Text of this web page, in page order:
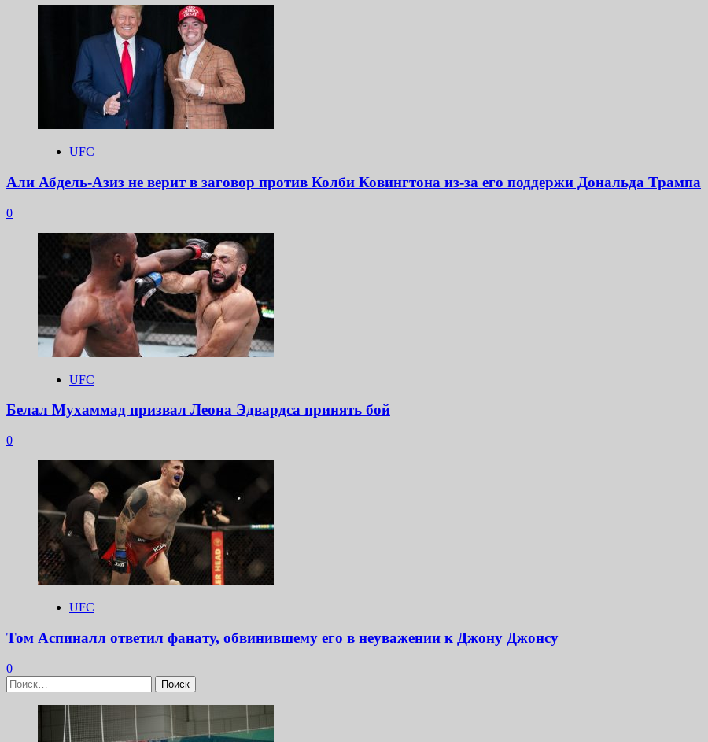
UFC
Али Абдель-Азиз не верит в заговор против Колби Ковингтона из-за его поддержи Дональда Трампа
0
UFC
Белал Мухаммад призвал Леона Эдвардса принять бой
0
UFC
Том Аспиналл ответил фанату, обвинившему его в неуважении к Джону Джонсу
0
Найти: